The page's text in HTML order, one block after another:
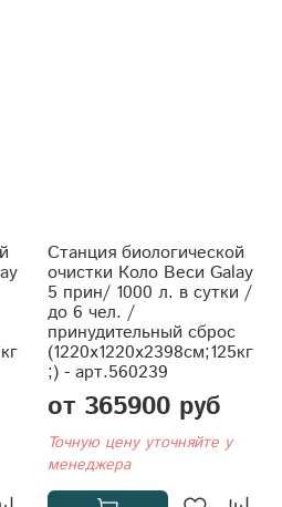
Станция биологической
очистки Коло Веси Galay
5 прин/ 1000 л. в сутки /
до 6 чел. /
принудительный сброс
(1220x1220x2398см;125кг
;) - арт.560239
от 365900 руб
Точную цену уточняйте у
менеджера